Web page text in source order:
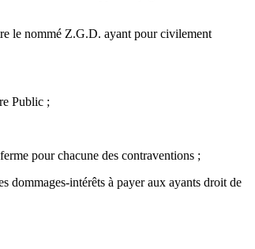
le nommé Z.G.D. ayant pour civilement
Public ;
pour chacune des contraventions ;
dommages-intérêts à payer aux ayants droit de